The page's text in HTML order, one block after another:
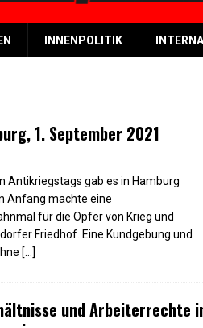
INNENPOLITIK
1. September 2021
Antikriegstags gab es in Hamburg
Anfang machte eine
für die Opfer von Krieg und
Friedhof. Eine Kundgebung und
[…]
und Arbeiterrechte